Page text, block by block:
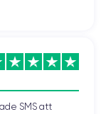
SMS att